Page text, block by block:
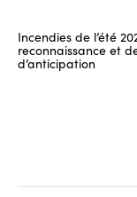
Incendies de l’été
reconnaissance et
d’anticipation